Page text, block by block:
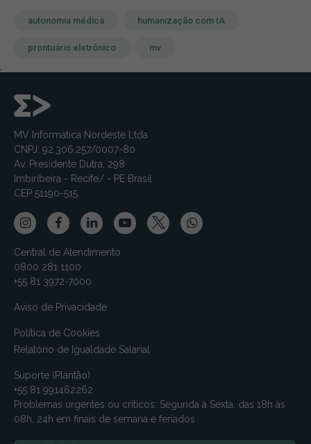
autonomia médica humanização com IA
prontuário eletrônico mv
;
MV Informática Nordeste Ltda
CNPJ: 92.306.257/0007-80
Av. Presidente Dutra, 298
Imbiribeira - Recife/ - PE Brasil
CEP 51190-515
Central de Atendimento
0800 281 1100
+55 81 3972-7000
Aviso de Privacidade
Política de Cookies
Relatório de Igualdade Salarial
Suporte (Plantão)
+55 81 991462262
Problemas urgentes ou críticos: Segunda à Sexta, das 18h às
08h. 24h em finais de semana e feriados